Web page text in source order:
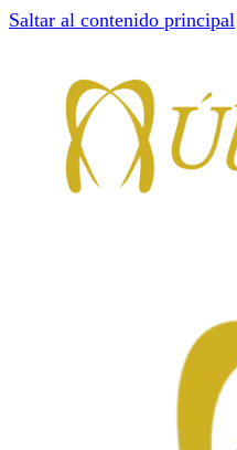
Saltar al contenido principal